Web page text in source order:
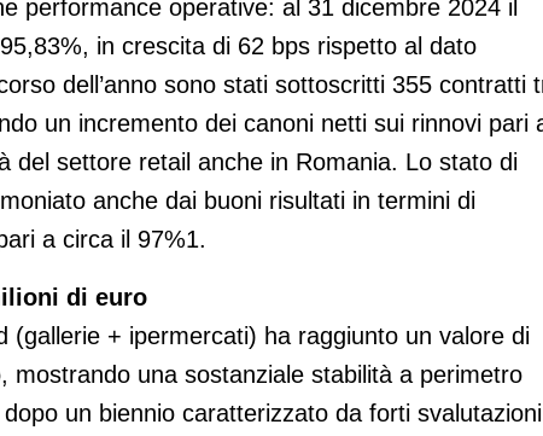
performance operative: al 31 dicembre 2024 il
in crescita di 62 bps rispetto al dato
dell’anno sono stati sottoscritti 355 contratti
un incremento dei canoni netti sui rinnovi pari
del settore retail anche in Romania. Lo stato di
anche dai buoni risultati in termini di
a circa il 97%1.
di euro
(gallerie + ipermercati) ha raggiunto un valore di
mostrando una sostanziale stabilità a perimetro
un biennio caratterizzato da forti